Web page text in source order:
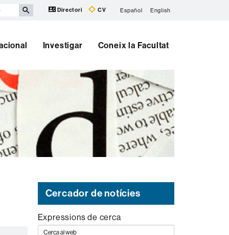
Directori CV Español English
Investigar Coneix la Facultat
Cercador de notícies
Expressions de cerca